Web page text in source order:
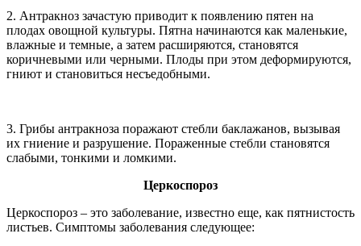
2. Антракноз зачастую приводит к появлению пятен на
плодах овощной культуры. Пятна начинаются как маленькие,
влажные и темные, а затем расширяются, становятся
коричневыми или черными. Плоды при этом деформируются,
гниют и становиться несъедобными.
3. Грибы антракноза поражают стебли баклажанов, вызывая
их гниение и разрушение. Пораженные стебли становятся
слабыми, тонкими и ломкими.
Церкоспороз
Церкоспороз – это заболевание, известно еще, как пятнистость
листьев. Симптомы заболевания следующее: